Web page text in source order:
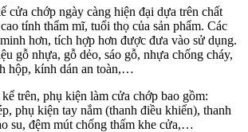
cửa chớp ngày càng hiện đại dựa trên chất
tính thẩm mĩ, tuổi thọ của sản phẩm. Các
hơn, tích hợp hơn được đưa vào sử dụng.
gỗ nhựa, gỗ dẻo, sáo gỗ, nhựa chống cháy,
hộp, kính dán an toàn,…
trên, phụ kiện làm cửa chớp bao gồm:
phụ kiện tay nắm (thanh điều khiển), thanh
su, đệm mút chống thấm khe cửa,…